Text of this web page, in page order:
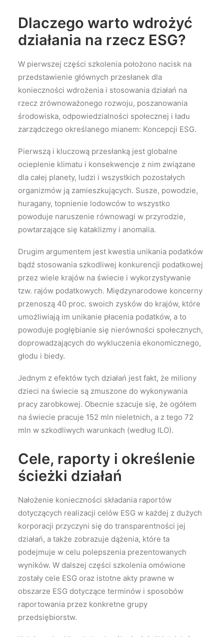
Dlaczego warto wdrożyć
działania na rzecz ESG?
W pierwszej części szkolenia położono nacisk na
przedstawienie głównych przesłanek dla
konieczności wdrożenia i stosowania działań na
rzecz zrównoważonego rozwoju, poszanowania
środowiska, odpowiedzialności społecznej i ładu
zarządczego określanego mianem: Koncepcji ESG.
Pierwszą i kluczową przesłanką jest globalne
ocieplenie klimatu i konsekwencje z nim związane
dla całej planety, ludzi i wszystkich pozostałych
organizmów ją zamieszkujących. Susze, powodzie,
huragany, topnienie lodowców to wszystko
powoduje naruszenie równowagi w przyrodzie,
powtarzające się kataklizmy i anomalia.
Drugim argumentem jest kwestia unikania podatków
bądź stosowania szkodliwej konkurencji podatkowej
przez wiele krajów na świecie i wykorzystywanie
tzw. rajów podatkowych. Międzynarodowe koncerny
przenoszą 40 proc. swoich zysków do krajów, które
umożliwiają im unikanie płacenia podatków, a to
powoduje pogłębianie się nierówności społecznych,
doprowadzających do wykluczenia ekonomicznego,
głodu i biedy.
Jednym z efektów tych działań jest fakt, że miliony
dzieci na świecie są zmuszone do wykonywania
pracy zarobkowej. Obecnie szacuje się, że ogółem
na świecie pracuje 152 mln nieletnich, a z tego 72
mln w szkodliwych warunkach (według ILO).
Cele, raporty i określenie
ścieżki działań
Nałożenie konieczności składania raportów
dotyczących realizacji celów ESG w każdej z dużych
korporacji przyczyni się do transparentności jej
działań, a także zobrazuje dążenia, które ta
podejmuje w celu polepszenia prezentowanych
wyników. W dalszej części szkolenia omówione
zostały cele ESG oraz istotne akty prawne w
obszarze ESG dotyczące terminów i sposobów
raportowania przez konkretne grupy
przedsiębiorstw.